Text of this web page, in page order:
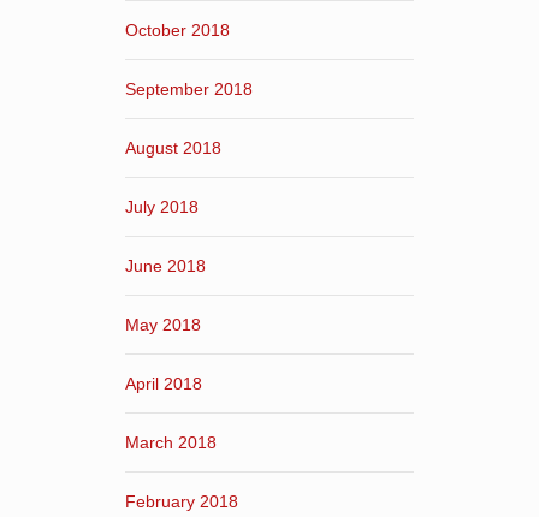
October 2018
September 2018
August 2018
July 2018
June 2018
May 2018
April 2018
March 2018
February 2018